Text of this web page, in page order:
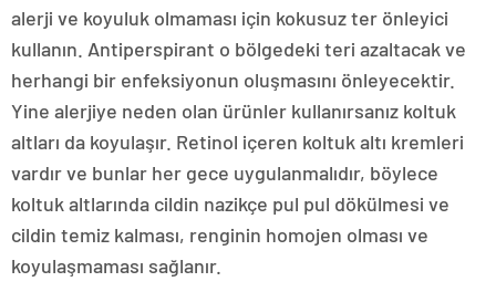
alerji ve koyuluk olmaması için kokusuz ter önleyici
kullanın. Antiperspirant o bölgedeki teri azaltacak ve
herhangi bir enfeksiyonun oluşmasını önleyecektir.
Yine alerjiye neden olan ürünler kullanırsanız koltuk
altları da koyulaşır. Retinol içeren koltuk altı kremleri
vardır ve bunlar her gece uygulanmalıdır, böylece
koltuk altlarında cildin nazikçe pul pul dökülmesi ve
cildin temiz kalması, renginin homojen olması ve
koyulaşmaması sağlanır.